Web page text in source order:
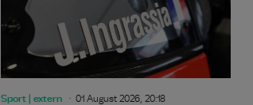
Sport | extern 01 August 2026, 20:18